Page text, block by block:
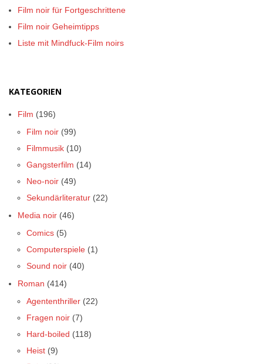
Film noir für Fortgeschrittene
Film noir Geheimtipps
Liste mit Mindfuck-Film noirs
KATEGORIEN
Film (196)
Film noir (99)
Filmmusik (10)
Gangsterfilm (14)
Neo-noir (49)
Sekundärliteratur (22)
Media noir (46)
Comics (5)
Computerspiele (1)
Sound noir (40)
Roman (414)
Agententhriller (22)
Fragen noir (7)
Hard-boiled (118)
Heist (9)